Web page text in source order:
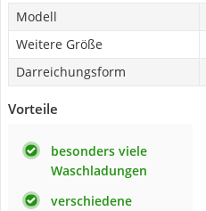
Modell
Weitere Größe
Darreichungsform
Vorteile
besonders viele
Waschladungen
verschiedene